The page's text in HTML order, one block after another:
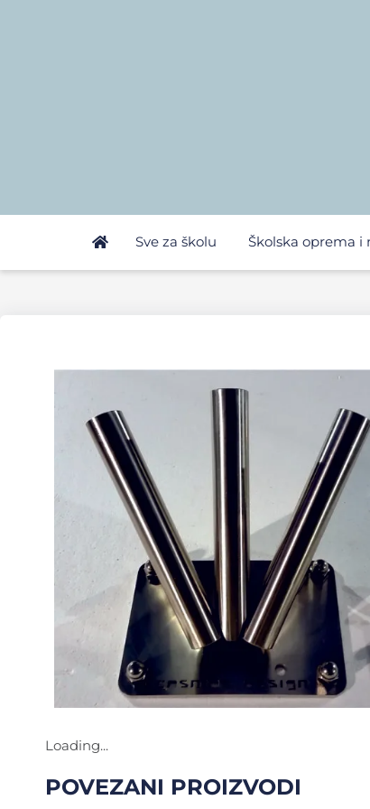
Sve za školu Školska oprema i
Loading...
POVEZANI PROIZVODI